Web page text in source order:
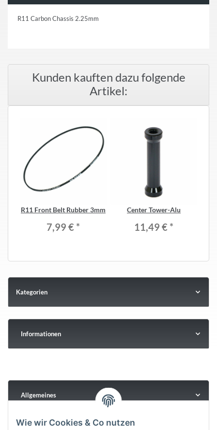
R11 Carbon Chassis 2.25mm
Kunden kauften dazu folgende
Artikel:
R11 Front Belt Rubber 3mm
7,99 € *
Center Tower-Alu
11,49 € *
Kategorien
Informationen
Allgemeines
Wie wir Cookies & Co nutzen